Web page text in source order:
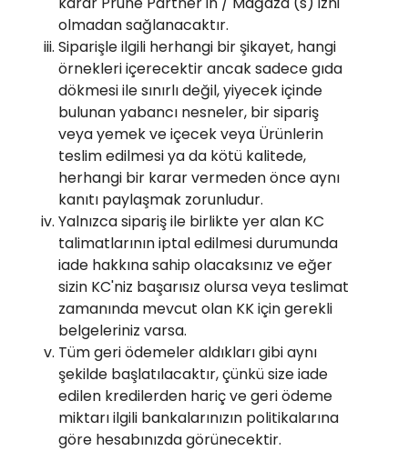
olmadan sağlanacaktır.
Siparişle ilgili herhangi bir şikayet, hangi
örnekleri içerecektir ancak sadece gıda
dökmesi ile sınırlı değil, yiyecek içinde
bulunan yabancı nesneler, bir sipariş
veya yemek ve içecek veya Ürünlerin
teslim edilmesi ya da kötü kalitede,
herhangi bir karar vermeden önce aynı
kanıtı paylaşmak zorunludur.
Yalnızca sipariş ile birlikte yer alan KC
talimatlarının iptal edilmesi durumunda
iade hakkına sahip olacaksınız ve eğer
sizin KC'niz başarısız olursa veya teslimat
zamanında mevcut olan KK için gerekli
belgeleriniz varsa.
Tüm geri ödemeler aldıkları gibi aynı
şekilde başlatılacaktır, çünkü size iade
edilen kredilerden hariç ve geri ödeme
miktarı ilgili bankalarınızın politikalarına
göre hesabınızda görünecektir.